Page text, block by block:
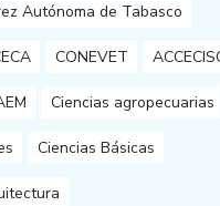
Autónoma de Tabasco
CONEVET
Ciencias agropecuarias
Ciencias Básicas